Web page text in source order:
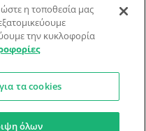
για …καλοφαγάδες!
— ελέγξτε τις συνταγές.
η τοποθεσία μας
την κυκλοφορία
τα cookies
όλων